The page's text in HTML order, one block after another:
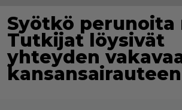
Syötkö perunoita
Tutkijat löysivät
yhteyden
kansansairauteen